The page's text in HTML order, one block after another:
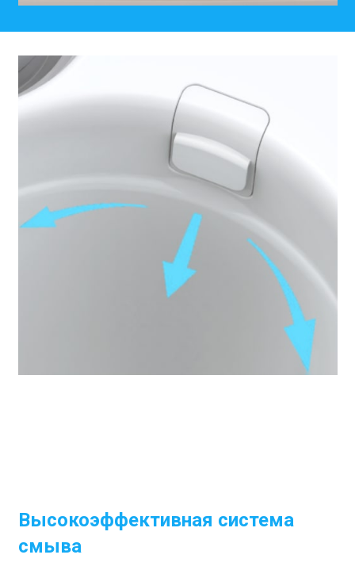
Высокоэффективная система
смыва